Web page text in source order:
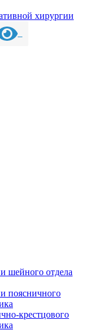
хирургии
шейного отдела
поясничного
крестцового